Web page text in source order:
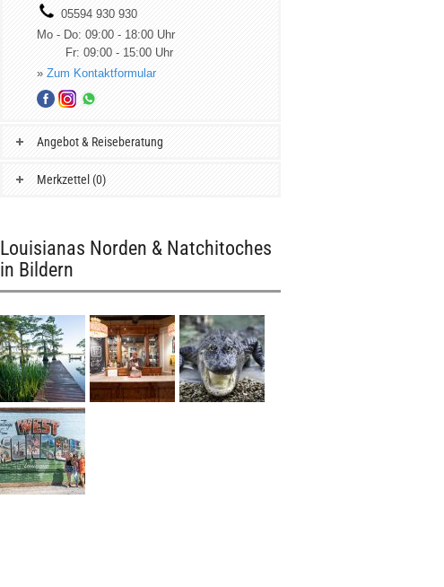
05594 930 930
Mo - Do: 09:00 - 18:00 Uhr
Fr: 09:00 - 15:00 Uhr
» Zum Kontaktformular
Angebot & Reiseberatung
Merkzettel (0)
Louisianas Norden & Natchitoches
in Bildern